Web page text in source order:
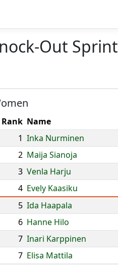
Out Sprint
Rank Name
1 Inka Nurminen
2 Maija Sianoja
3 Venla Harju
4 Evely Kaasiku
5 Ida Haapala
6 Hanne Hilo
7 Inari Karppinen
7 Elisa Mattila